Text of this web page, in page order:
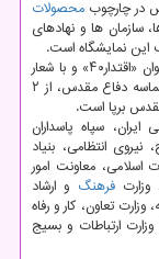
در چارچوب محصولات
سازمان ها و نهادهای
نمایشگاه است.
نمایشگاه ملی دستاوردهای دفاع مقدس و مقاومت با عنوان «اقتدار۴۰» و با شعار
محوری «ما قوی هستیم» به مناسبت چهلمین سالگرد حماسه دفاع مقدس، از ۲
سپاه پاسداران
انتظامی، بنیاد
معاونت امور
وزارتفرهنگ و ارشاد
وزارت تعاون، کار و رفاه
ارتباطات و بسیج